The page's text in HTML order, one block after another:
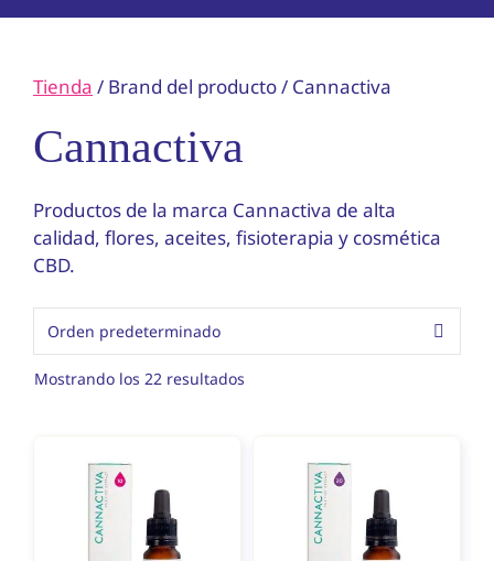
Tienda / Brand del producto / Cannactiva
Cannactiva
Productos de la marca Cannactiva de alta
calidad, flores, aceites, fisioterapia y cosmética
CBD.
Mostrando los 22 resultados